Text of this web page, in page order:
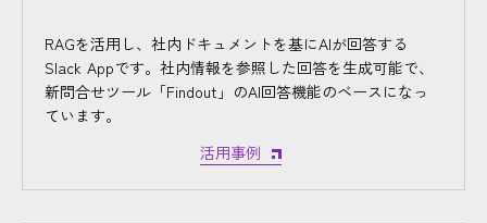
RAGを活用し、社内ドキュメントを基にAIが回答する
Slack Appです。社内情報を参照した回答を生成可能で、
新問合せツール「Findout」のAI回答機能のベースになっ
ています。
活用事例